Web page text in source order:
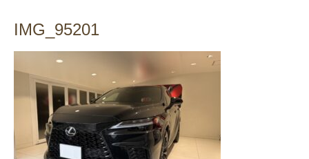
IMG_95201